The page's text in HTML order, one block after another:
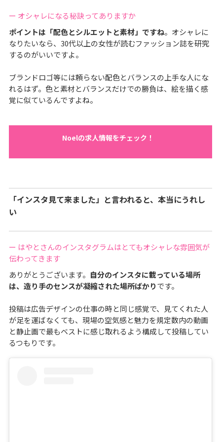
ー オシャレになる秘訣ってありますか
ポイントは「配色とシルエットと素材」ですね。オシャレに
なりたいなら、30代以上の女性が読むファッション誌を研究
するのがいいですよ。
ブランドロゴ等には頼らない配色とバランスの上手な人にな
れるはず。色と素材とバランスだけでの勝負は、絵を描く感
覚に似ているんですよね。
Noelの求人情報をチェック！
「インスタ見て来ました」と言われると、本当にうれし
い
ー はやとさんのインスタグラムはとてもオシャレな雰囲気が
伝わってきます
ありがとうございます。 自分のインスタに載っている場所
は、造り手のセンスが凝縮された場所ばかりです。
投稿は広告デザインの仕事の時と同じ感覚で、見てくれた人
が足を運ばなくても、現場の空気感と魅力を規定数内の動画
と静止画で最もベストに感じ取れるよう構成して投稿してい
るつもりです。